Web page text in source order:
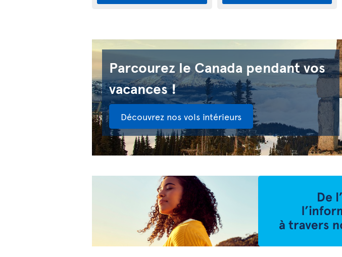
Parcourez le Canada pendant vos
vacances !
Découvrez nos vols intérieurs